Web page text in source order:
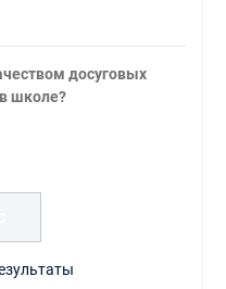
досуговых
школе?